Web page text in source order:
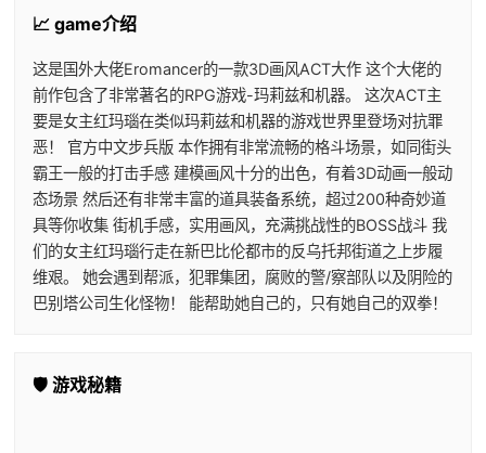
📈 game介绍
这是国外大佬Eromancer的一款3D画风ACT大作 这个大佬的
前作包含了非常著名的RPG游戏-玛莉兹和机器。 这次ACT主
要是女主红玛瑙在类似玛莉兹和机器的游戏世界里登场对抗罪
恶！ 官方中文步兵版 本作拥有非常流畅的格斗场景，如同街头
霸王一般的打击手感 建模画风十分的出色，有着3D动画一般动
态场景 然后还有非常丰富的道具装备系统，超过200种奇妙道
具等你收集 街机手感，实用画风，充满挑战性的BOSS战斗 我
们的女主红玛瑙行走在新巴比伦都市的反乌托邦街道之上步履
维艰。 她会遇到帮派，犯罪集团，腐败的警/察部队以及阴险的
巴别塔公司生化怪物！ 能帮助她自己的，只有她自己的双拳！
🛡️ 游戏秘籍